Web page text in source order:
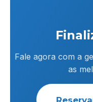
Fale agora com a
as